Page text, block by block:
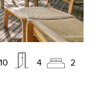
4 2